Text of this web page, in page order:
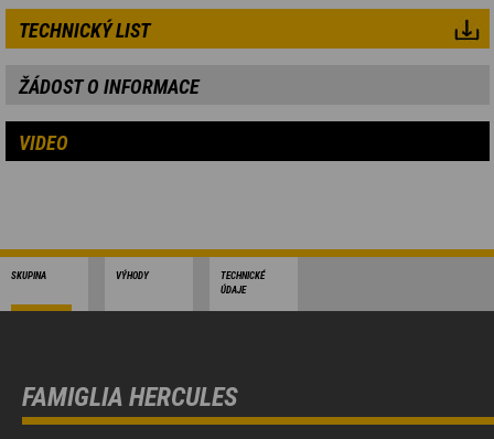
TECHNICKÝ LIST
ŽÁDOST O INFORMACE
VIDEO
SKUPINA VÝHODY
TECHNICKÉ
ÚDAJE
FAMIGLIA HERCULES